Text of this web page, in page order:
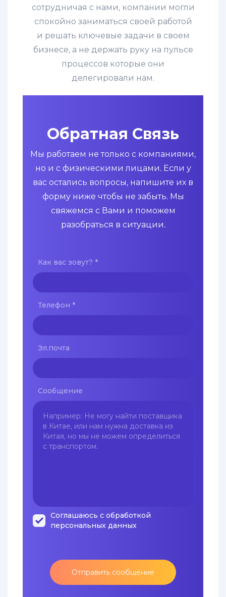
сотрудничая с нами, компании могли
спокойно заниматься своей работой
и решать ключевые задачи в своем
бизнесе, а не держать руку на пульсе
процессов которые они
делегировали нам.
Обратная Связь
Мы работаем не только с компаниями,
но и с физическими лицами. Если у
вас остались вопросы, напишите их в
форму ниже чтобы не забыть. Мы
свяжемся с Вами и поможем
разобраться в ситуации.
Как вас зовут? *
Телефон *
Эл.почта
Сообщение
Соглашаюсь с обработкой
персональных данных
Отправить сообщение